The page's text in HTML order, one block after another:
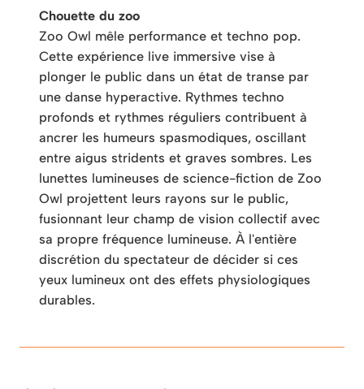
Chouette du zoo
Zoo Owl mêle performance et techno pop.
Cette expérience live immersive vise à
plonger le public dans un état de transe par
une danse hyperactive. Rythmes techno
profonds et rythmes réguliers contribuent à
ancrer les humeurs spasmodiques, oscillant
entre aigus stridents et graves sombres. Les
lunettes lumineuses de science-fiction de Zoo
Owl projettent leurs rayons sur le public,
fusionnant leur champ de vision collectif avec
sa propre fréquence lumineuse. À l'entière
discrétion du spectateur de décider si ces
yeux lumineux ont des effets physiologiques
durables.